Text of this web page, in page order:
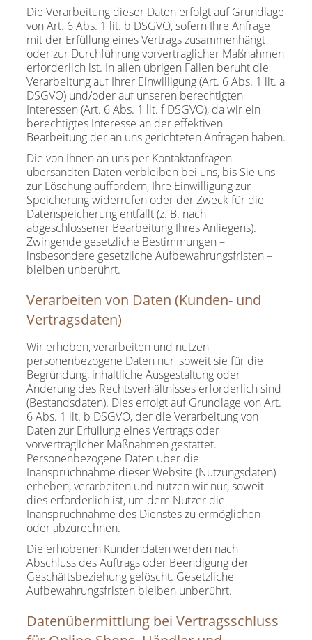
Die Verarbeitung dieser Daten erfolgt auf Grundlage
von Art. 6 Abs. 1 lit. b DSGVO, sofern Ihre Anfrage
mit der Erfüllung eines Vertrags zusammenhängt
oder zur Durchführung vorvertraglicher Maßnahmen
erforderlich ist. In allen übrigen Fällen beruht die
Verarbeitung auf Ihrer Einwilligung (Art. 6 Abs. 1 lit. a
DSGVO) und/oder auf unseren berechtigten
Interessen (Art. 6 Abs. 1 lit. f DSGVO), da wir ein
berechtigtes Interesse an der effektiven
Bearbeitung der an uns gerichteten Anfragen haben.
Die von Ihnen an uns per Kontaktanfragen
übersandten Daten verbleiben bei uns, bis Sie uns
zur Löschung auffordern, Ihre Einwilligung zur
Speicherung widerrufen oder der Zweck für die
Datenspeicherung entfällt (z. B. nach
abgeschlossener Bearbeitung Ihres Anliegens).
Zwingende gesetzliche Bestimmungen –
insbesondere gesetzliche Aufbewahrungsfristen –
bleiben unberührt.
Verarbeiten von Daten (Kunden- und
Vertragsdaten)
Wir erheben, verarbeiten und nutzen
personenbezogene Daten nur, soweit sie für die
Begründung, inhaltliche Ausgestaltung oder
Änderung des Rechtsverhältnisses erforderlich sind
(Bestandsdaten). Dies erfolgt auf Grundlage von Art.
6 Abs. 1 lit. b DSGVO, der die Verarbeitung von
Daten zur Erfüllung eines Vertrags oder
vorvertraglicher Maßnahmen gestattet.
Personenbezogene Daten über die
Inanspruchnahme dieser Website (Nutzungsdaten)
erheben, verarbeiten und nutzen wir nur, soweit
dies erforderlich ist, um dem Nutzer die
Inanspruchnahme des Dienstes zu ermöglichen
oder abzurechnen.
Die erhobenen Kundendaten werden nach
Abschluss des Auftrags oder Beendigung der
Geschäftsbeziehung gelöscht. Gesetzliche
Aufbewahrungsfristen bleiben unberührt.
Datenübermittlung bei Vertragsschluss